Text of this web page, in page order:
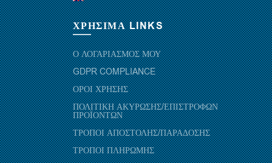
ΧΡΗΣΙΜΑ LINKS
Ο ΛΟΓΑΡΙΑΣΜΟΣ ΜΟΥ
GDPR COMPLIANCE
ΟΡΟΙ ΧΡΗΣΗΣ
ΠΟΛΙΤΙΚΗ ΑΚΥΡΩΣΗΣ/ΕΠΙΣΤΡΟΦΩΝ
ΠΡΟΪΟΝΤΩΝ
ΤΡΟΠΟΙ ΑΠΟΣΤΟΛΗΣ/ΠΑΡΑΔΟΣΗΣ
ΤΡΟΠΟΙ ΠΛΗΡΩΜΗΣ